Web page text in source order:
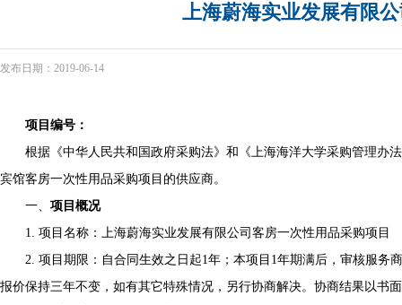
上海蔚海实业发展有限
发布日期： 2019-06-14
项目编号：
根据《中华人民共和国政府采购法》和《上海海洋大学采购管理办
宾馆客房一次性用品采购项目的供应商。
一、 项目概况
1. 项目名称：上海蔚海实业发展有限公司客房一次性用品采购项目
2. 项目期限：自合同生效之日起1年；本项目1年期满后，审核服务
报价保持三年不变，如有其它特殊情况，另行协商解决。协商结果以书